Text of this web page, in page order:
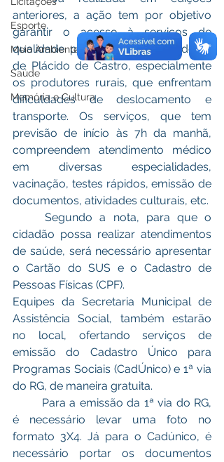
Esporte
Meio Ambiente
Saúde
Memória e Cultura
anteriores, a ação tem por objetivo
garantir o acesso à serviços de
qualidade para todos os moradores
de Plácido de Castro, especialmente
os produtores rurais, que enfrentam
dificuldades de deslocamento e
transporte. Os serviços, que tem
previsão de início às 7h da manhã,
compreendem atendimento médico
em diversas especialidades,
vacinação, testes rápidos, emissão de
documentos, atividades culturais, etc.
	Segundo a nota, para que o
cidadão possa realizar atendimentos
de saúde, será necessário apresentar
o Cartão do SUS e o Cadastro de
Pessoas Físicas (CPF).
Equipes da Secretaria Municipal de
Assistência Social, também estarão
no local, ofertando serviços de
emissão do Cadastro Único para
Programas Sociais (CadÚnico) e 1ª via
do RG, de maneira gratuita.
é necessário levar uma foto no
formato 3X4. Já para o Cadúnico, é
necessário portar os documentos